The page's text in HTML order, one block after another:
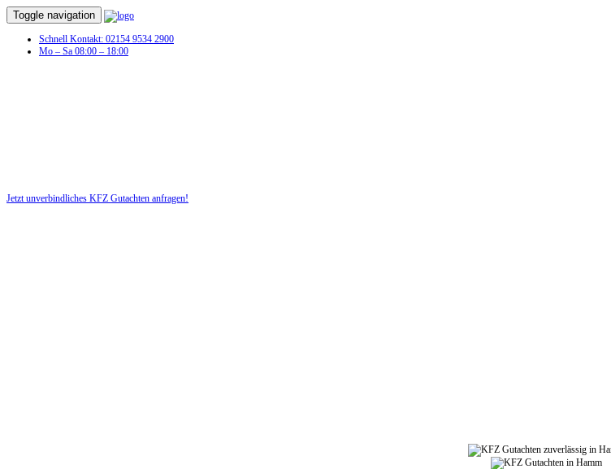
Toggle navigation
Schnell Kontakt: 02154 9534 2900
Mo – Sa 08:00 – 18:00
Jetzt unverbindliches KFZ Gutachten anfragen!